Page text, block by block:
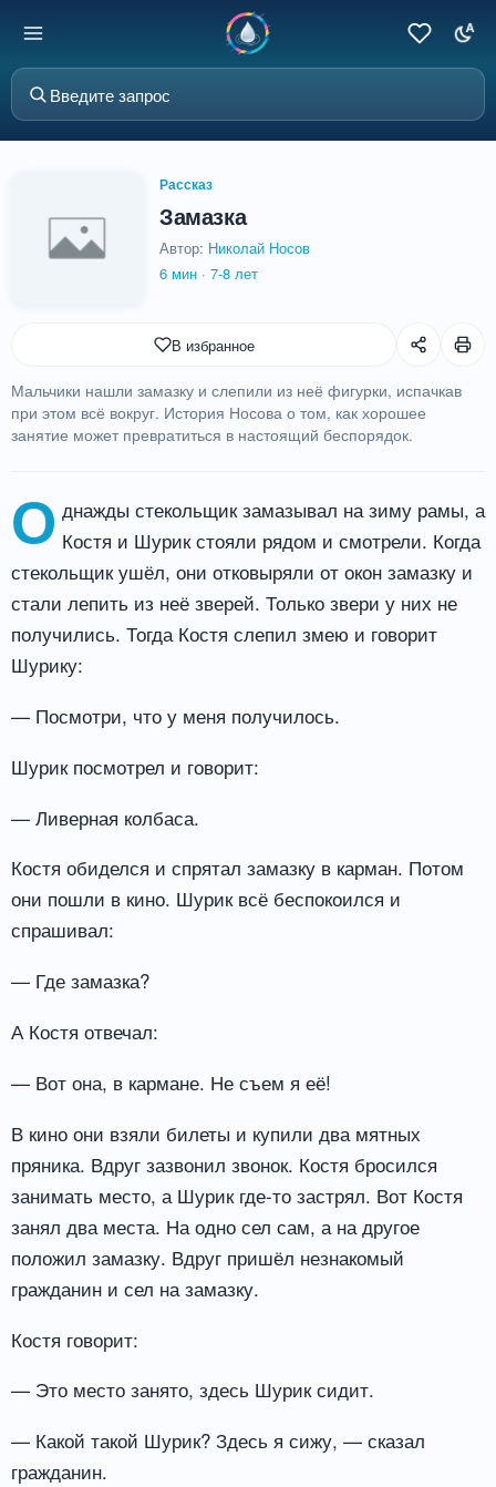
Рассказ
Замазка
Автор: Николай Носов
6 мин · 7-8 лет
Мальчики нашли замазку и слепили из неё фигурки, испачкав
при этом всё вокруг. История Носова о том, как хорошее
занятие может превратиться в настоящий беспорядок.
В избранное
О днажды стекольщик замазывал на зиму рамы, а
Костя и Шурик стояли рядом и смотрели. Когда
стекольщик ушёл, они отковыряли от окон замазку и
стали лепить из неё зверей. Только звери у них не
получились. Тогда Костя слепил змею и говорит
Шурику:
— Посмотри, что у меня получилось.
Шурик посмотрел и говорит:
— Ливерная колбаса.
Костя обиделся и спрятал замазку в карман. Потом
они пошли в кино. Шурик всё беспокоился и
спрашивал:
— Где замазка?
А Костя отвечал:
— Вот она, в кармане. Не съем я её!
В кино они взяли билеты и купили два мятных
пряника. Вдруг зазвонил звонок. Костя бросился
занимать место, а Шурик где-то застрял. Вот Костя
занял два места. На одно сел сам, а на другое
положил замазку. Вдруг пришёл незнакомый
гражданин и сел на замазку.
Костя говорит:
— Это место занято, здесь Шурик сидит.
— Какой такой Шурик? Здесь я сижу, — сказал
гражданин.